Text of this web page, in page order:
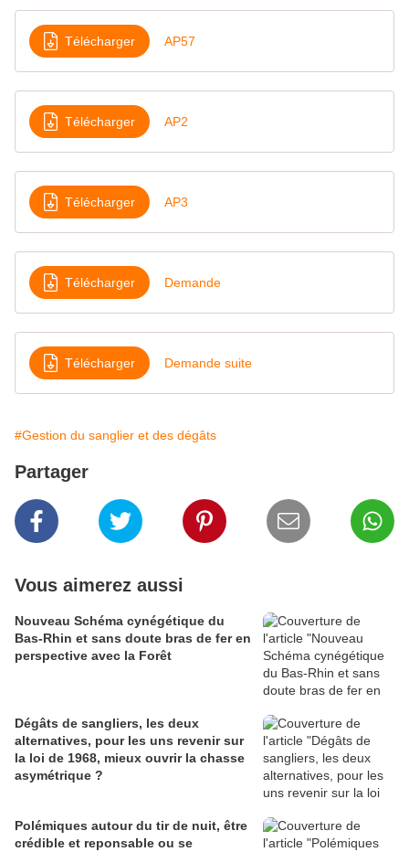
Télécharger AP57
Télécharger AP2
Télécharger AP3
Télécharger Demande
Télécharger Demande suite
#Gestion du sanglier et des dégâts
Partager
Vous aimerez aussi
Nouveau Schéma cynégétique du
Bas-Rhin et sans doute bras de fer en
perspective avec la Forêt
Dégâts de sangliers, les deux
alternatives, pour les uns revenir sur
la loi de 1968, mieux ouvrir la chasse
asymétrique ?
Polémiques autour du tir de nuit, être
crédible et reponsable ou se